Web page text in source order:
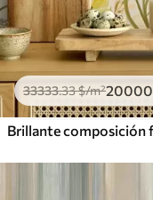
33333.33$/m²20000